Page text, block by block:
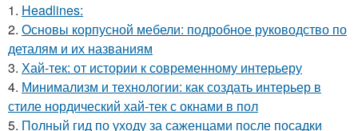
1. Headlines:
2. Основы корпусной мебели: подробное руководство по
деталям и их названиям
3. Хай-тек: от истории к современному интерьеру
4. Минимализм и технологии: как создать интерьер в
стиле нордический хай-тек с окнами в пол
5. Полный гид по уходу за саженцами после посадки